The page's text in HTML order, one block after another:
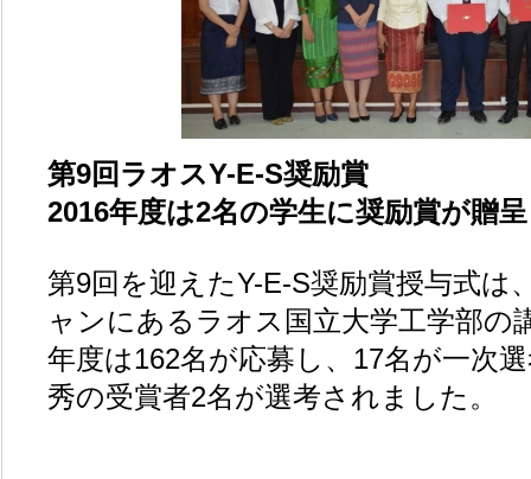
第9回ラオスY-E-S奨励賞
2016年度は2名の学生に奨励賞が贈
第9回を迎えたY-E-S奨励賞授与式は
ャンにあるラオス国立大学工学部の
年度は162名が応募し、17名が一次
秀の受賞者2名が選考されました。